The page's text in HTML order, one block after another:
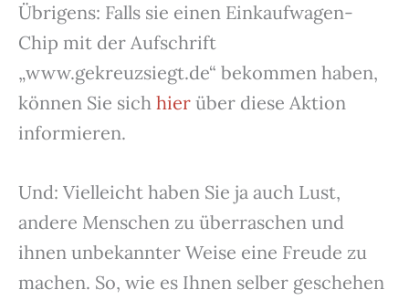
Übrigens: Falls sie einen Einkaufwagen-
Chip mit der Aufschrift
„www.gekreuzsiegt.de“ bekommen haben,
können Sie sich hier über diese Aktion
informieren.
Und: Vielleicht haben Sie ja auch Lust,
andere Menschen zu überraschen und
ihnen unbekannter Weise eine Freude zu
machen. So, wie es Ihnen selber geschehen